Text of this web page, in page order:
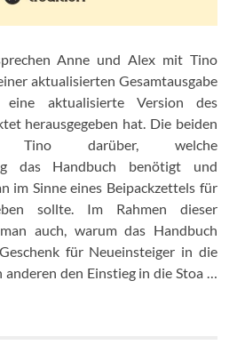
Anne und Alex mit Tino
aktualisierten Gesamtausgabe
aktualisierte Version des
herausgegeben hat. Die beiden
Tino darüber, welche
das Handbuch benötigt und
im Sinne eines Beipackzettels für
sollte. Im Rahmen dieser
auch, warum das Handbuch
für Neueinsteiger in die
den Einstieg in die Stoa …